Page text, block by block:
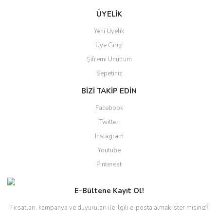
ÜYELİK
Yeni Üyelik
Üye Girişi
Şifremi Unuttum
Sepetiniz
BİZİ TAKİP EDİN
Facebook
Twitter
Instagram
Youtube
Pinterest
E-Bültene Kayıt Ol!
Fırsatları, kampanya ve duyuruları ile ilgili e-posta almak ister misiniz?